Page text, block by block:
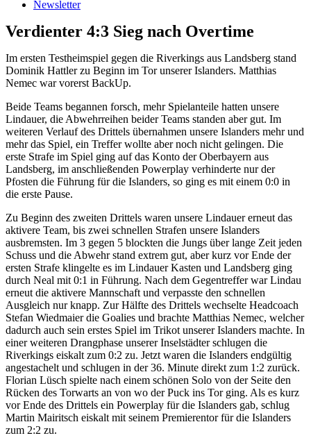
Newsletter
Verdienter 4:3 Sieg nach Overtime
Im ersten Testheimspiel gegen die Riverkings aus Landsberg stand
Dominik Hattler zu Beginn im Tor unserer Islanders. Matthias
Nemec war vorerst BackUp.
Beide Teams begannen forsch, mehr Spielanteile hatten unsere
Lindauer, die Abwehrreihen beider Teams standen aber gut. Im
weiteren Verlauf des Drittels übernahmen unsere Islanders mehr und
mehr das Spiel, ein Treffer wollte aber noch nicht gelingen. Die
erste Strafe im Spiel ging auf das Konto der Oberbayern aus
Landsberg, im anschließenden Powerplay verhinderte nur der
Pfosten die Führung für die Islanders, so ging es mit einem 0:0 in
die erste Pause.
Zu Beginn des zweiten Drittels waren unsere Lindauer erneut das
aktivere Team, bis zwei schnellen Strafen unsere Islanders
ausbremsten. Im 3 gegen 5 blockten die Jungs über lange Zeit jeden
Schuss und die Abwehr stand extrem gut, aber kurz vor Ende der
ersten Strafe klingelte es im Lindauer Kasten und Landsberg ging
durch Neal mit 0:1 in Führung. Nach dem Gegentreffer war Lindau
erneut die aktivere Mannschaft und verpasste den schnellen
Ausgleich nur knapp. Zur Hälfte des Drittels wechselte Headcoach
Stefan Wiedmaier die Goalies und brachte Matthias Nemec, welcher
dadurch auch sein erstes Spiel im Trikot unserer Islanders machte. In
einer weiteren Drangphase unserer Inselstädter schlugen die
Riverkings eiskalt zum 0:2 zu. Jetzt waren die Islanders endgültig
angestachelt und schlugen in der 36. Minute direkt zum 1:2 zurück.
Florian Lüsch spielte nach einem schönen Solo von der Seite den
Rücken des Torwarts an von wo der Puck ins Tor ging. Als es kurz
vor Ende des Drittels ein Powerplay für die Islanders gab, schlug
Martin Mairitsch eiskalt mit seinem Premierentor für die Islanders
zum 2:2 zu.